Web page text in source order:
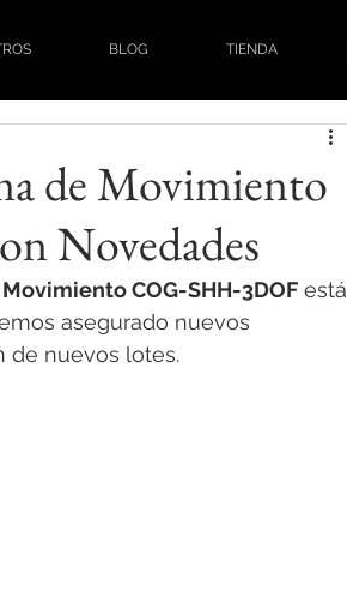
BLOG TIENDA
de Movimiento
Novedades
COG-SHH-3DOF está
asegurado nuevos
de nuevos lotes.